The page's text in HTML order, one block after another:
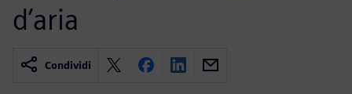
d’aria
Condividi